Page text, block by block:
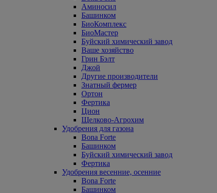
Аминосил
Башинком
БиоКомплекс
БиоМастер
Буйский химический завод
Ваше хозяйство
Грин Бэлт
Джой
Другие производители
Знатный фермер
Ортон
Фертика
Цион
Щелково-Агрохим
Удобрения для газона
Bona Forte
Башинком
Буйский химический завод
Фертика
Удобрения весенние, осенние
Bona Forte
Башинком